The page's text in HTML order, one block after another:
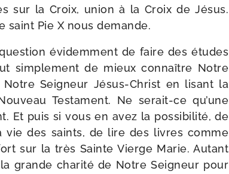
sur la Croix, union à la Croix de Jésus.
saint Pie X nous demande.
évi­dem­ment de faire des études
sim­ple­ment de mieux connaître Notre
Seigneur Jésus-​Christ en lisant la
Testament. Ne serait-​ce qu’une
Et puis si vous en avez la pos­si­bi­li­té, de
vie des saints, de lire des livres comme
sur la très Sainte Vierge Marie. Autant
grande cha­ri­té de Notre Seigneur pour